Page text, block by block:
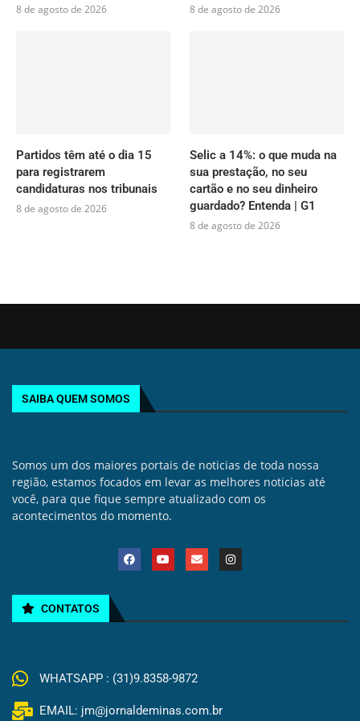
8 de agosto de 2026 8 de agosto de 2026
Partidos têm até o dia 15
para registrarem
candidaturas nos tribunais
8 de agosto de 2026
Selic a 14%: o que muda na
sua prestação, no seu
cartão e no seu dinheiro
guardado? Entenda | G1
8 de agosto de 2026
SAIBA QUEM SOMOS
Somos um dos maiores portais de noticias de toda nossa
região, estamos focados em levar as melhores noticias até
você, para que fique sempre atualizado com os
acontecimentos do momento.
CONTATOS
WHATSAPP : (31)9.8358-9872
EMAIL: jm@jornaldeminas.com.br